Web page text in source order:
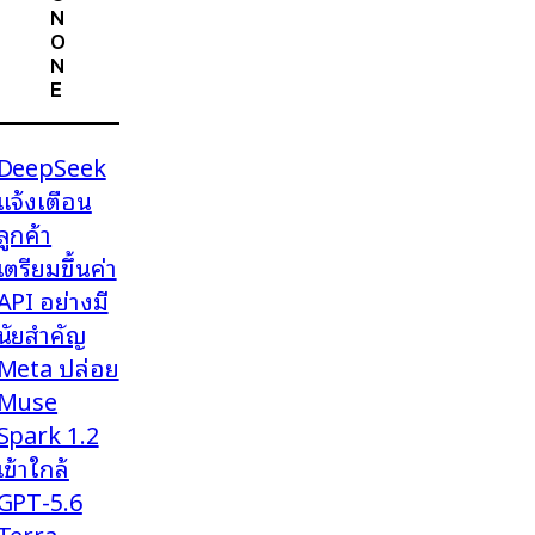
N
O
N
E
DeepSeek
แจ้งเตือน
กค้า
เตรียมขึ้นค่า
อย่างมี
ยสำคัญ
Meta ปล่อย
Muse
1.2
เข้าใกล้
5.6